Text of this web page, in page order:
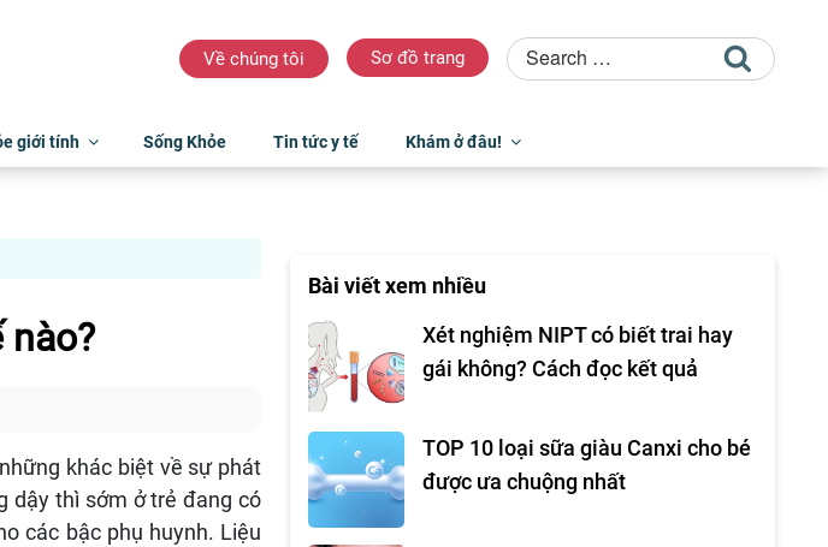
Về chúng tôi Sơ đồ trang
giới tính Sống Khỏe Tin tức y tế Khám ở đâu!
khác biệt về sự phát
dậy thì sớm ở trẻ đang có
các bậc phụ huynh. Liệu
Bài viết xem nhiều
Xét nghiệm NIPT có biết trai hay
gái không? Cách đọc kết quả
TOP 10 loại sữa giàu Canxi cho bé
được ưa chuộng nhất